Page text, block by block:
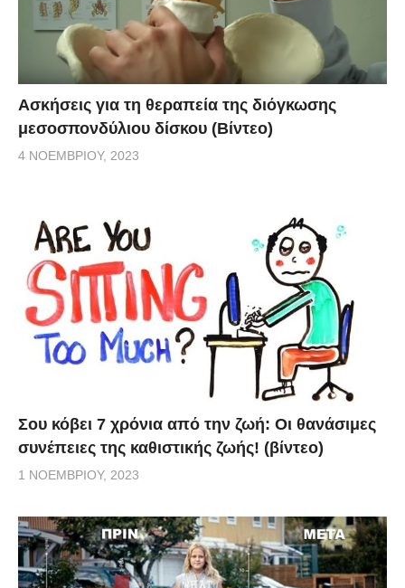
Ασκήσεις για τη θεραπεία της διόγκωσης
μεσοσπονδύλιου δίσκου (Βίντεο)
4 ΝΟΕΜΒΡΊΟΥ, 2023
Σου κόβει 7 χρόνια από την ζωή: Oι θανάσιμες
συνέπειες της καθιστικής ζωής! (βίντεο)
1 ΝΟΕΜΒΡΊΟΥ, 2023